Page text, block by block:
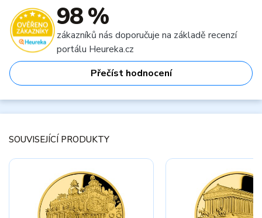
98 %
zákazníků nás doporučuje na základě recenzí
portálu Heureka.cz
Přečíst hodnocení
SOUVISEJÍCÍ PRODUKTY